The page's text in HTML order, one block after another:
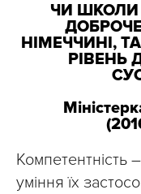
ЧИ
НІМЕЧЧИНІ,
РІВЕНЬ
уміння їх